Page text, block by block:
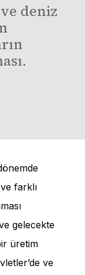
deniz
farklı
gelecekte
üretim
ve